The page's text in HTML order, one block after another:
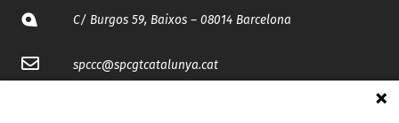
C/ Burgos 59, Baixos – 08014 Barcelona
spccc@spcgtcatalunya.cat